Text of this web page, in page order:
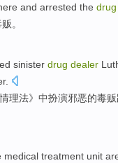
and arrested the drug
。
sinister drug dealer
.
情理法》 中扮演邪恶的毒贩
medical treatment unit